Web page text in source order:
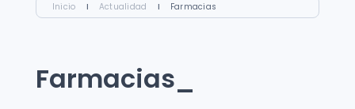
Inicio I Actualidad I Farmacias
Farmacias_